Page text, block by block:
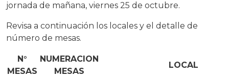
jornada de mañana, viernes 25 de octubre.
Revisa a continuación los locales y el detalle de
número de mesas.
N°
MESAS
NUMERACION
MESAS
LOCAL